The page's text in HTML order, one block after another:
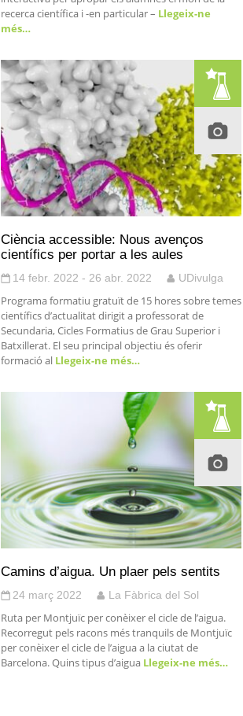
recerca científica i -en particular – Llegeix-ne
més…
Ciència accessible: Nous avenços
científics per portar a les aules
14 febr. 2022 - 26 abr. 2022 UDivulga
Programa formatiu gratuït de 15 hores sobre temes
científics d’actualitat dirigit a professorat de
Secundaria, Cicles Formatius de Grau Superior i
Batxillerat. El seu principal objectiu és oferir
formació alLlegeix-ne més…
Camins d’aigua. Un plaer pels sentits
24 març 2022 La Fàbrica del Sol
Ruta per Montjuïc per conèixer el cicle de l’aigua.
Recorregut pels racons més tranquils de Montjuïc
per conèixer el cicle de l’aigua a la ciutat de
Barcelona. Quins tipus d’aiguaLlegeix-ne més…